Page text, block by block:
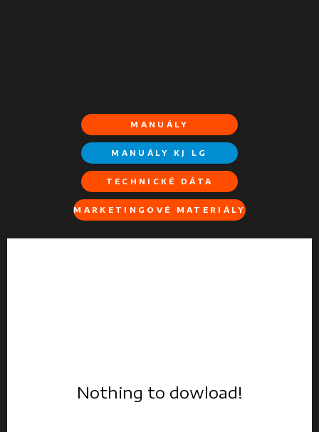
MANUÁLY
MANUÁLY KJ LG
TECHNICKÉ DÁTA
MARKETINGOVÉ MATERIÁLY
Nothing to dowload!